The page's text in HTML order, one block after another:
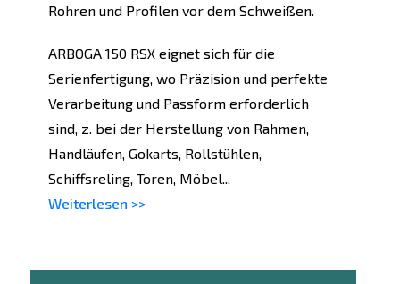
Rohren und Profilen vor dem Schweißen.
ARBOGA 150 RSX eignet sich für die
Serienfertigung, wo Präzision und perfekte
Verarbeitung und Passform erforderlich
sind, z. bei der Herstellung von Rahmen,
Handläufen, Gokarts, Rollstühlen,
Schiffsreling, Toren, Möbel...
Weiterlesen >>